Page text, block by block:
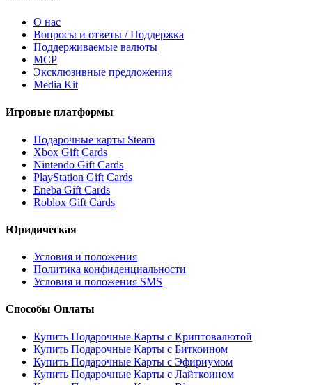
О нас
Вопросы и ответы / Поддержка
Поддерживаемые валюты
MCP
Эксклюзивные предложения
Media Kit
Игровые платформы
Подарочные карты Steam
Xbox Gift Cards
Nintendo Gift Cards
PlayStation Gift Cards
Eneba Gift Cards
Roblox Gift Cards
Юридическая
Условия и положения
Политика конфиденциальности
Условия и положения SMS
Способы Оплаты
Купить Подарочные Карты с Криптовалютой
Купить Подарочные Карты с Биткоином
Купить Подарочные Карты с Эфириумом
Купить Подарочные Карты с Лайткоином